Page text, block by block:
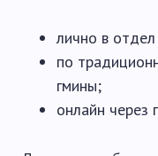
лично в
по
гмины;
онлайн через